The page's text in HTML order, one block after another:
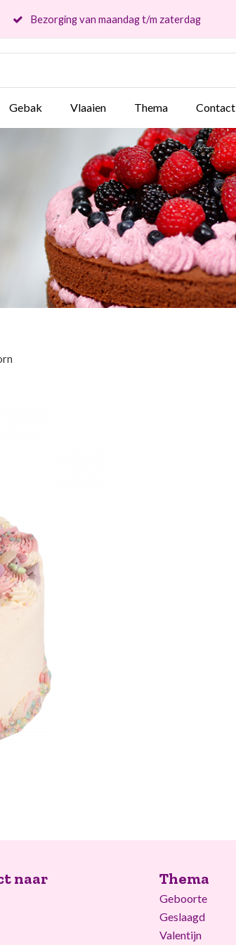
Bezorging van maandag t/m zaterdag
Gebak Vlaaien Thema Contact
naar Thema
Geboorte
Geslaagd
Valentijn